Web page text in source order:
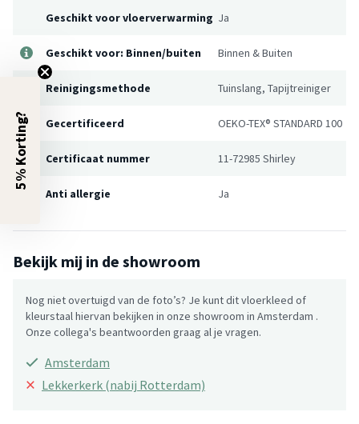
Geschikt voor vloerverwarming Ja
Geschikt voor: Binnen/buiten Binnen & Buiten
Reinigingsmethode Tuinslang, Tapijtreiniger
Gecertificeerd OEKO-TEX® STANDARD 100
Certificaat nummer 11-72985 Shirley
Anti allergie Ja
Bekijk mij in de showroom
Nog niet overtuigd van de foto’s? Je kunt dit vloerkleed of
kleurstaal hiervan bekijken in onze showroom in Amsterdam .
Onze collega's beantwoorden graag al je vragen.
Amsterdam
× Lekkerkerk (nabij Rotterdam)
5% Korting?